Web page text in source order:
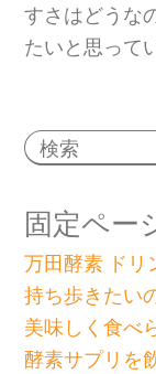
すさはどうな
たいと思って
固定ペー
万田酵素 ドリ
持ち歩きたい
美味しく食べ
酵素サプリを